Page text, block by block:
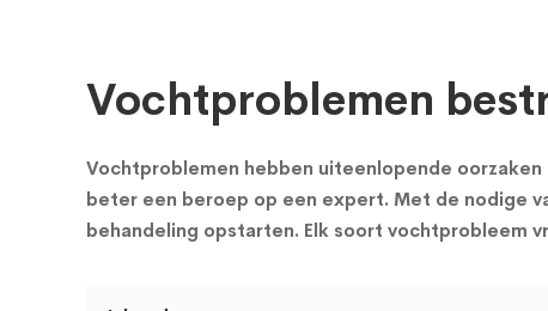
Vochtproblemen
Vochtproblemen hebben uiteenlopende
beter een beroep op een expert. Met de nodige
behandeling opstarten. Elk soort vochtprobleem